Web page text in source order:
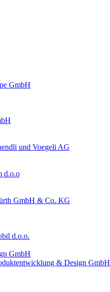
GmbH
und Voegeli AG
d.o.o
GmbH & Co. KG
d.o.o.
GmbH
& Design GmbH